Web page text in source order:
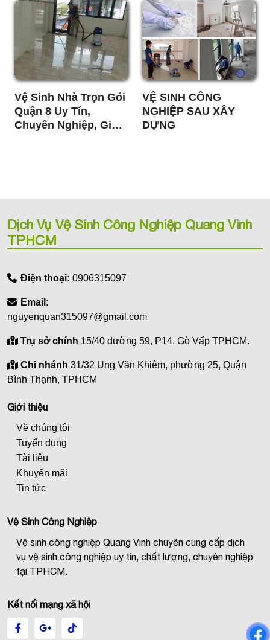
Vệ Sinh Nhà Trọn Gói
Quận 8 Uy Tín,
Chuyên Nghiệp, Giá
VỆ SINH CÔNG
NGHIỆP SAU XÂY
DỰNG
Dịch Vụ Vệ Sinh Công Nghiệp Quang Vinh
TPHCM
Điện thoại: 0906315097
Email:
nguyenquan315097@gmail.com
Trụ sở chính 15/40 đường 59, P14, Gò Vấp TPHCM.
Chi nhánh 31/32 Ung Văn Khiêm, phường 25, Quận
Bình Thạnh, TPHCM
Giới thiệu
Về chúng tôi
Tuyển dụng
Tài liệu
Khuyến mãi
Tin tức
Vệ Sinh Công Nghiệp
Vệ sinh công nghiệp Quang Vinh chuyên cung cấp dịch
vụ vệ sinh công nghiệp uy tín, chất lượng, chuyên nghiệp
tại TPHCM.
Kết nối mạng xã hội